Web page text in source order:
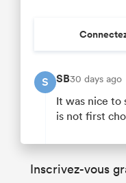
S SB30 days ago
It was nice to
is not first
Inscrivez-vous